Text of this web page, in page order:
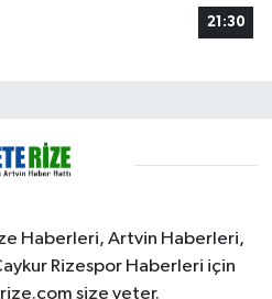
21:30
Haberleri, Artvin Haberleri,
Rizespor Haberleri için
size yeter.